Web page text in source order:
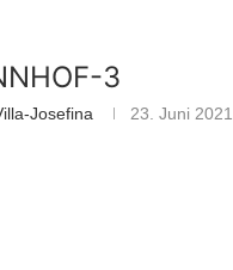
3
Josefina 23. Juni 2021